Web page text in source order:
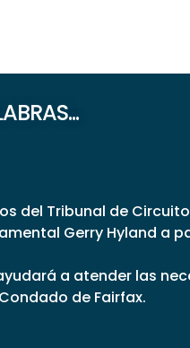
del Tribunal de
Gerry Hyland a
a atender las
de Fairfax.